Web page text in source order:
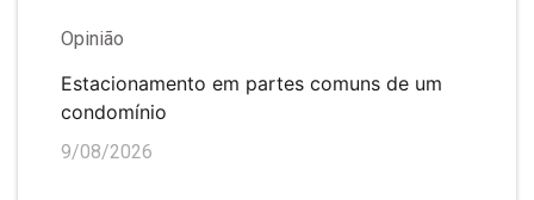
Opinião
Estacionamento em partes comuns de um
condomínio
9/08/2026